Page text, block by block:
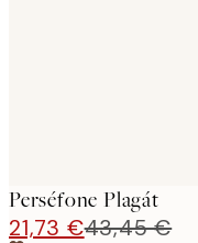
Perséfone Plagát
21,73 €43,45 €